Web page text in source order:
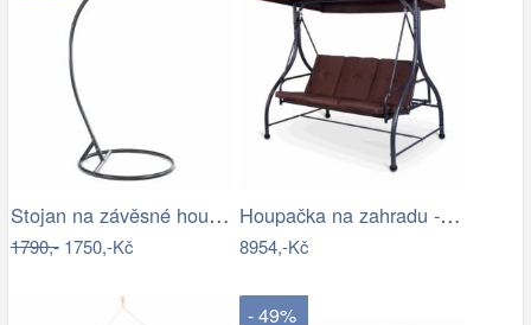
Stojan na závěsné houpací křeslo OTAN…
1790,-1750,-Kč
Houpačka na zahradu - VGD
8954,-Kč
- 49%